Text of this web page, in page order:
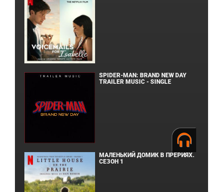
SPIDER-MAN: BRAND NEW DAY
TRAILER MUSIC - SINGLE
МАЛЕНЬКИЙ ДОМИК В ПРЕРИЯХ.
СЕЗОН 1